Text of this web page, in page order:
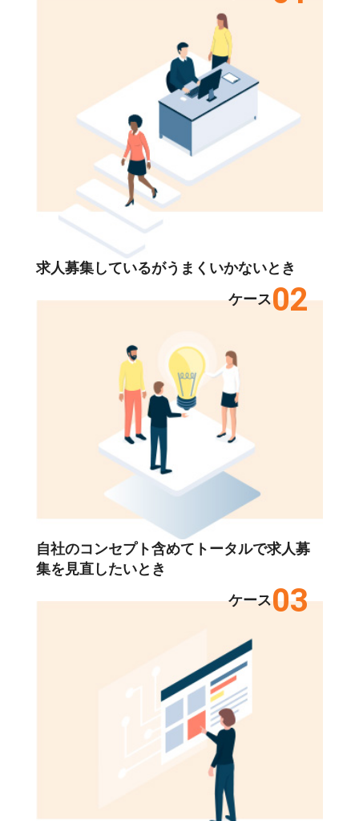
求人募集しているがうまくいかないとき
自社のコンセプト含めてトータルで求人募
集を見直したいとき
ケース02
ケース03